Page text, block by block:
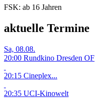
FSK: ab 16 Jahren
aktuelle Termine
Sa, 08.08.
20:00 Rundkino Dresden OF
20:15 Cineplex...
20:35 UCI-Kinowelt